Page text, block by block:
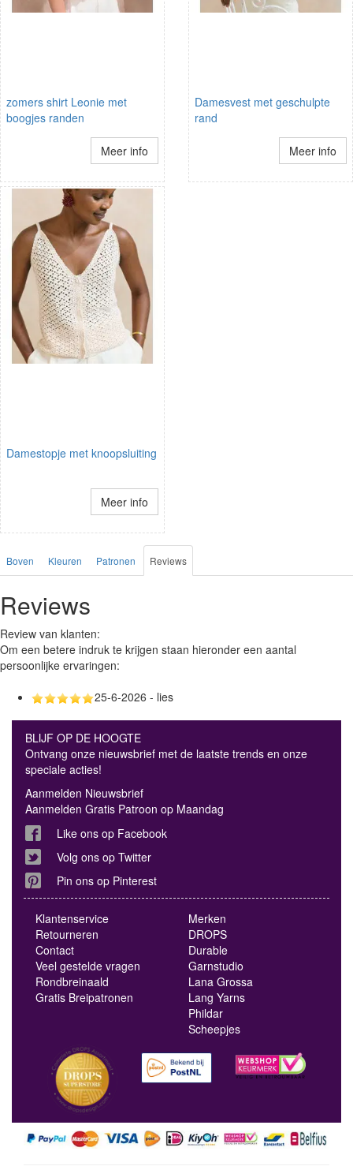
zomers shirt Leonie met
boogjes randen
Meer info
Damesvest met geschulpte
rand
Meer info
Damestopje met knoopsluiting
Meer info
Boven Kleuren Patronen Reviews
Reviews
Review van klanten:
Om een betere indruk te krijgen staan hieronder een aantal
persoonlijke ervaringen:
25-6-2026 - lies
BLIJF OP DE HOOGTE
Ontvang onze nieuwsbrief met de laatste trends en onze
speciale acties!
Aanmelden Nieuwsbrief
Aanmelden Gratis Patroon op Maandag
Like ons op Facebook
Volg ons op Twitter
Pin ons op Pinterest
Klantenservice
Retourneren
Contact
Veel gestelde vragen
Rondbreinaald
Gratis Breipatronen
Merken
DROPS
Durable
Garnstudio
Lana Grossa
Lang Yarns
Phildar
Scheepjes